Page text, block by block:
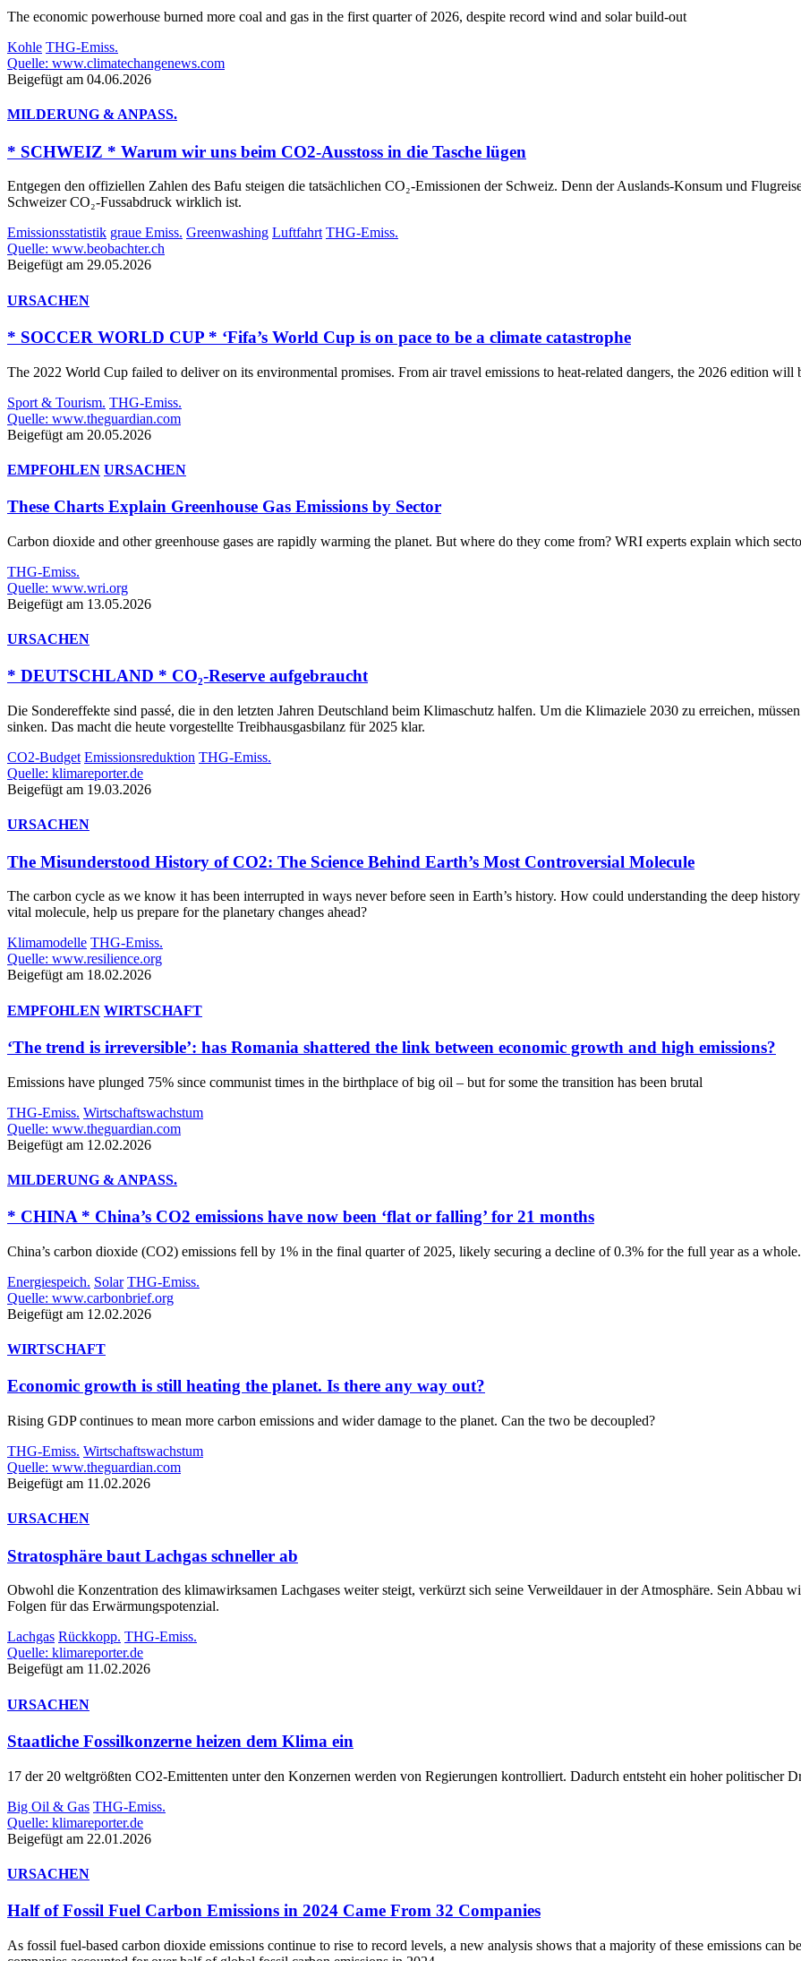
The economic powerhouse burned more coal and gas in the first quarter of 2026, despite record wind and solar build-out
Kohle THG-Emiss.
Quelle: www.climatechangenews.com
Beigefügt am 04.06.2026
MILDERUNG & ANPASS.
* SCHWEIZ * Warum wir uns beim CO2-Ausstoss in die Tasche lügen
Entgegen den offiziellen Zahlen des Bafu steigen die tatsächlichen CO₂-Emissionen der Schweiz. Denn der Auslands-Konsum und
Schweizer CO₂-Fussabdruck wirklich ist.
Emissionsstatistik graue Emiss. Greenwashing Luftfahrt THG-Emiss.
Quelle: www.beobachter.ch
Beigefügt am 29.05.2026
URSACHEN
* SOCCER WORLD CUP * ‘Fifa’s World Cup is on pace to be a climate catastrophe
The 2022 World Cup failed to deliver on its environmental promises. From air travel emissions to heat-related dangers, the 2026 edition will
Sport & Tourism. THG-Emiss.
Quelle: www.theguardian.com
Beigefügt am 20.05.2026
EMPFOHLEN URSACHEN
These Charts Explain Greenhouse Gas Emissions by Sector
Carbon dioxide and other greenhouse gases are rapidly warming the planet. But where do they come from? WRI experts explain which
THG-Emiss.
Quelle: www.wri.org
Beigefügt am 13.05.2026
URSACHEN
* DEUTSCHLAND * CO₂-Reserve aufgebraucht
Die Sondereffekte sind passé, die in den letzten Jahren Deutschland beim Klimaschutz halfen. Um die Klimaziele 2030 zu erreichen,
sinken. Das macht die heute vorgestellte Treibhausgasbilanz für 2025 klar.
CO2-Budget Emissionsreduktion THG-Emiss.
Quelle: klimareporter.de
Beigefügt am 19.03.2026
URSACHEN
The Misunderstood History of CO2: The Science Behind Earth’s Most Controversial Molecule
The carbon cycle as we know it has been interrupted in ways never before seen in Earth’s history. How could understanding the deep
vital molecule, help us prepare for the planetary changes ahead?
Klimamodelle THG-Emiss.
Quelle: www.resilience.org
Beigefügt am 18.02.2026
EMPFOHLEN WIRTSCHAFT
‘The trend is irreversible’: has Romania shattered the link between economic growth and high emissions?
Emissions have plunged 75% since communist times in the birthplace of big oil – but for some the transition has been brutal
THG-Emiss. Wirtschaftswachstum
Quelle: www.theguardian.com
Beigefügt am 12.02.2026
MILDERUNG & ANPASS.
* CHINA * China’s CO2 emissions have now been ‘flat or falling’ for 21 months
China’s carbon dioxide (CO2) emissions fell by 1% in the final quarter of 2025, likely securing a decline of 0.3% for the full year as a whole.
Energiespeich. Solar THG-Emiss.
Quelle: www.carbonbrief.org
Beigefügt am 12.02.2026
WIRTSCHAFT
Economic growth is still heating the planet. Is there any way out?
Rising GDP continues to mean more carbon emissions and wider damage to the planet. Can the two be decoupled?
THG-Emiss. Wirtschaftswachstum
Quelle: www.theguardian.com
Beigefügt am 11.02.2026
URSACHEN
Stratosphäre baut Lachgas schneller ab
Obwohl die Konzentration des klimawirksamen Lachgases weiter steigt, verkürzt sich seine Verweildauer in der Atmosphäre. Sein Abbau
Folgen für das Erwärmungspotenzial.
Lachgas Rückkopp. THG-Emiss.
Quelle: klimareporter.de
Beigefügt am 11.02.2026
URSACHEN
Staatliche Fossilkonzerne heizen dem Klima ein
17 der 20 weltgrößten CO2-Emittenten unter den Konzernen werden von Regierungen kontrolliert. Dadurch entsteht ein hoher politischer
Big Oil & Gas THG-Emiss.
Quelle: klimareporter.de
Beigefügt am 22.01.2026
URSACHEN
Half of Fossil Fuel Carbon Emissions in 2024 Came From 32 Companies
As fossil fuel-based carbon dioxide emissions continue to rise to record levels, a new analysis shows that a majority of these emissions can